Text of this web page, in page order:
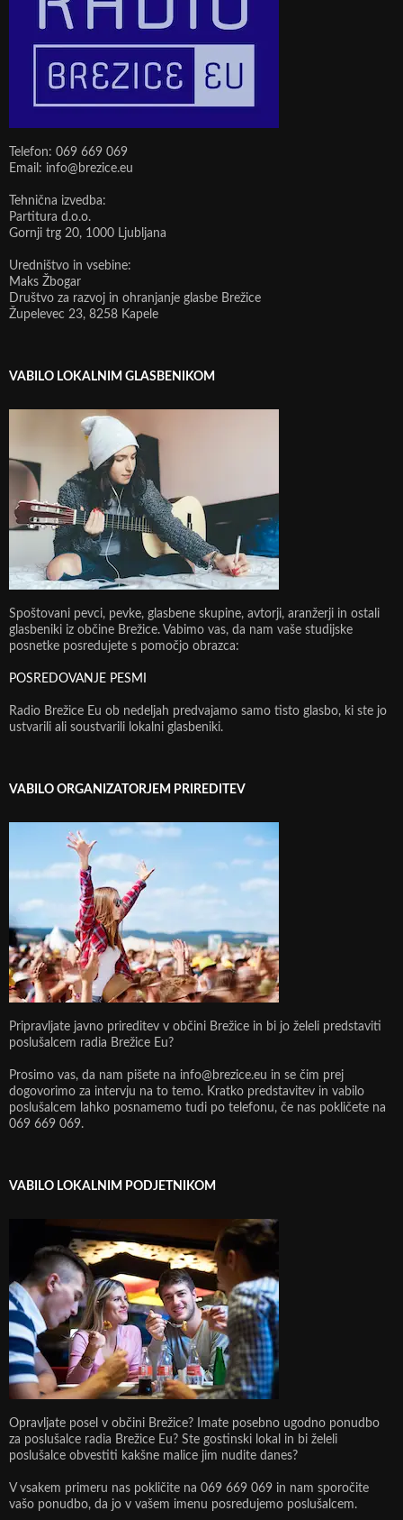
Telefon: 069 669 069
Email: info@brezice.eu
Tehnična izvedba:
Partitura d.o.o.
Gornji trg 20, 1000 Ljubljana
Uredništvo in vsebine:
Maks Žbogar
Društvo za razvoj in ohranjanje glasbe Brežice
Župelevec 23, 8258 Kapele
VABILO LOKALNIM GLASBENIKOM
Spoštovani pevci, pevke, glasbene skupine, avtorji, aranžerji in ostali
glasbeniki iz občine Brežice. Vabimo vas, da nam vaše studijske
posnetke posredujete s pomočjo obrazca:
POSREDOVANJE PESMI
Radio Brežice Eu ob nedeljah predvajamo samo tisto glasbo, ki ste jo
ustvarili ali soustvarili lokalni glasbeniki.
VABILO ORGANIZATORJEM PRIREDITEV
Pripravljate javno prireditev v občini Brežice in bi jo želeli predstaviti
poslušalcem radia Brežice Eu?
Prosimo vas, da nam pišete na info@brezice.eu in se čim prej
dogovorimo za intervju na to temo. Kratko predstavitev in vabilo
poslušalcem lahko posnamemo tudi po telefonu, če nas pokličete na
069 669 069.
VABILO LOKALNIM PODJETNIKOM
Opravljate posel v občini Brežice? Imate posebno ugodno ponudbo
za poslušalce radia Brežice Eu? Ste gostinski lokal in bi želeli
poslušalce obvestiti kakšne malice jim nudite danes?
V vsakem primeru nas pokličite na 069 669 069 in nam sporočite
vašo ponudbo, da jo v vašem imenu posredujemo poslušalcem.